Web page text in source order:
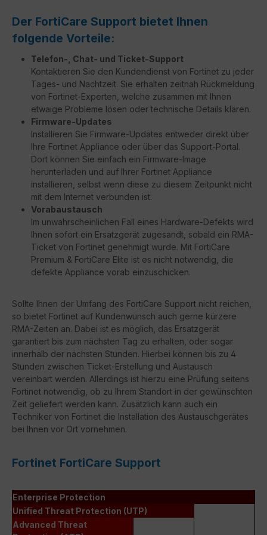
Der FortiCare Support bietet Ihnen
folgende Vorteile:
Telefon-, Chat- und Ticket-Support
Kontaktieren Sie den Kundendienst von Fortinet zu jeder
Tages- und Nachtzeit. Sie erhalten zeitnah Rückmeldung
von Fortinet-Experten, welche zusammen mit Ihnen
etwaige Probleme lösen oder technische Details klären.
Firmware-Updates
Installieren Sie Firmware-Updates entweder direkt über
Ihre Fortinet Appliance oder über das Support-Portal.
Dort können Sie einfach ein Firmware-Image
herunterladen und auf Ihrer Fortinet Appliance
installieren, selbst wenn diese zu diesem Zeitpunkt nicht
mit dem Internet verbunden ist.
Vorabaustausch
Im unwahrscheinlichen Fall eines Hardware-Defekts wird
Ihnen sofort ein Ersatzgerät zugesandt, sobald ein RMA-
Ticket von Fortinet genehmigt wurde. Mit FortiCare
Premium & FortiCare Elite ist es nicht notwendig, die
defekte Appliance vorab einzuschicken.
Sollte Ihnen der Umfang des FortiCare Support nicht reichen,
so bietet Fortinet auf Kundenwunsch auch gerne kürzere
RMA-Zeiten an. Dabei ist es möglich, das Ersatzgerät
garantiert bis zum nächsten Tag zu erhalten, oder sogar
innerhalb der nächsten Stunden. Hierbei können bis zu 4
Stunden zwischen Ticket-Erstellung und Austausch
vereinbart werden. Allerdings ist hierzu eine Prüfung seitens
Fortinet notwendig, ob zu Ihrem Standort in der gewünschten
Zeit geliefert werden kann. Zusätzlich kann auch ein
Techniker von Fortinet die Installation des Austauschgerätes
bei Ihnen vor Ort vornehmen.
Fortinet FortiCare Support
Enterprise Protection
Unified Threat Protection (UTP)
Advanced Threat